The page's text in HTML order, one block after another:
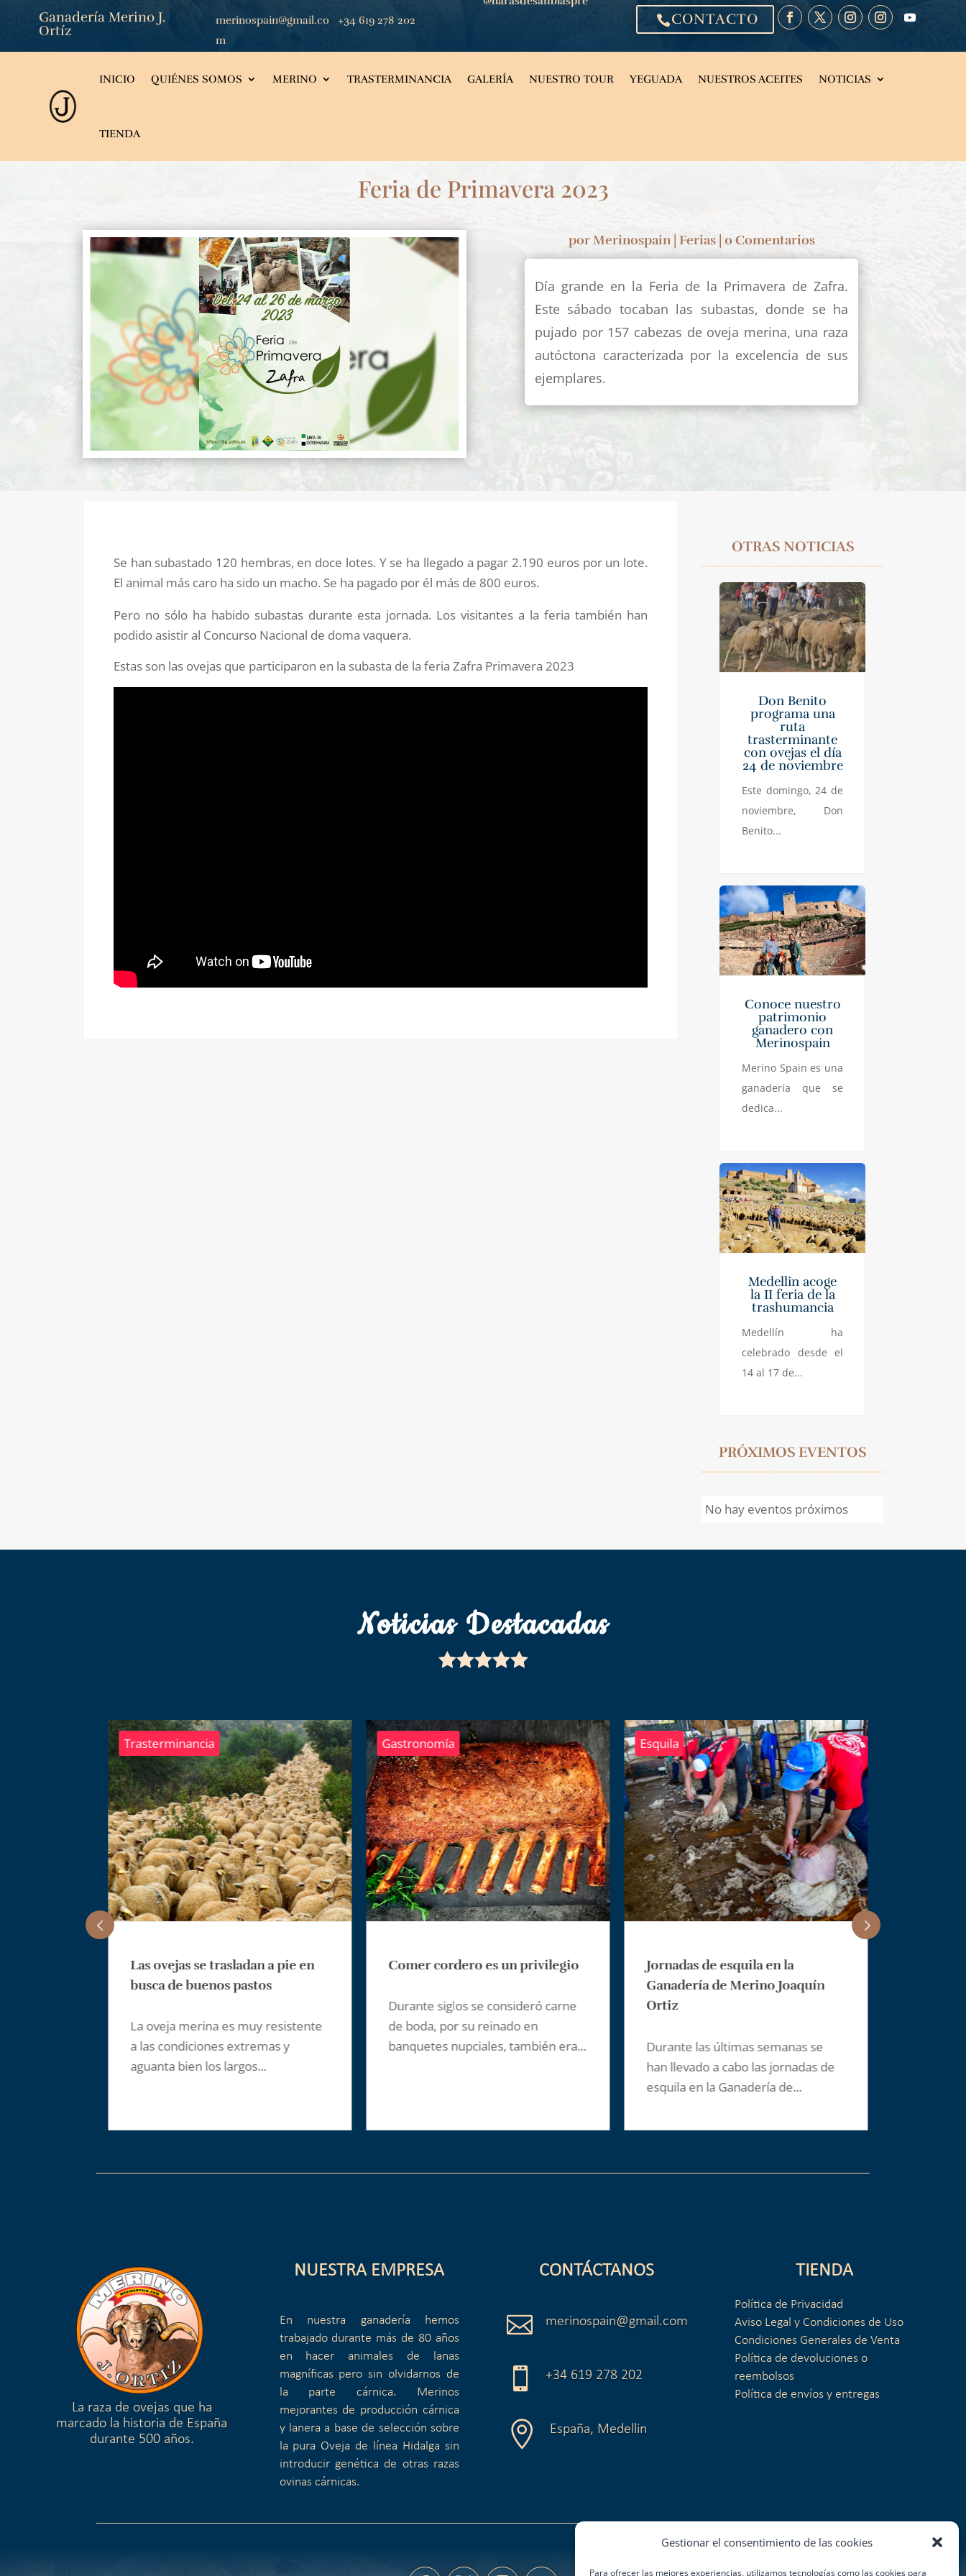
Gestionar el consentimiento de las cookies
Para ofrecer las mejores experiencias, utilizamos tecnologías como las cookies para
Ganadería Merino J.
Ortíz
merinospain@gmail.co
m
+34 619 278 202 CONTACTO
INICIO QUIÉNES SOMOS MERINO TRASTERMINANCIA GALERÍA NUESTRO TOUR YEGUADA NUESTROS ACEITES NOTICIAS
TIENDA
Feria de Primavera 2023
porMerinospain| Ferias| 0 Comentarios
Día grande en la Feria de la Primavera de Zafra.
Este sábado tocaban las subastas, donde se ha
pujado por 157 cabezas de oveja merina, una raza
autóctona caracterizada por la excelencia de sus
ejemplares.
Se han subastado 120 hembras, en doce lotes. Y se ha llegado a pagar 2.190 euros por un lote.
El animal más caro ha sido un macho. Se ha pagado por él más de 800 euros.
Pero no sólo ha habido subastas durante esta jornada. Los visitantes a la feria también han
podido asistir al Concurso Nacional de doma vaquera.
Estas son las ovejas que participaron en la subasta de la feria Zafra Primavera 2023
OTRAS NOTICIAS
Don Benito
programa una
ruta
trasterminante
con ovejas el día
24 de noviembre
Este domingo, 24 de
noviembre, Don
Benito...
Conoce nuestro
patrimonio
ganadero con
Merinospain
Merino Spain es una
ganadería que se
dedica...
Medellin acoge
la II feria de la
trashumancia
Medellín ha
celebrado desde el
14 al 17 de...
PRÓXIMOS EVENTOS
No hay eventos próximos
Noticias Destacadas

Trasterminancia
Las ovejas se trasladan a pie en
busca de buenos pastos
La oveja merina es muy resistente
a las condiciones extremas y
aguanta bien los largos...
Gastronomía
Comer cordero es un privilegio
Durante siglos se consideró carne
de boda, por su reinado en
banquetes nupciales, también era...
Esquila
Jornadas de esquila en la
Ganadería de Merino Joaquín
Ortiz
Durante las últimas semanas se
han llevado a cabo las jornadas de
esquila en la Ganadería de...
La raza de ovejas que ha
marcado la historia de España
durante 500 años.
NUESTRA EMPRESA
En nuestra ganadería hemos
trabajado durante más de 80 años
en hacer animales de lanas
magníficas pero sin olvidarnos de
la parte cárnica. Merinos
mejorantes de producción cárnica
y lanera a base de selección sobre
la pura Oveja de línea Hidalga sin
introducir genética de otras razas
ovinas cárnicas.
CONTÁCTANOS
 merinospain@gmail.com
 +34 619 278 202
 España, Medellin
TIENDA
Política de Privacidad
Aviso Legal y Condiciones de Uso
Condiciones Generales de Venta
Política de devoluciones o
reembolsos
Política de envíos y entregas